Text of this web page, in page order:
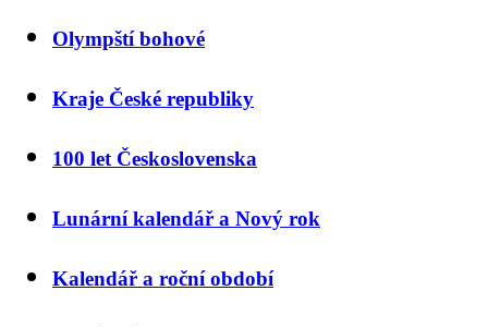
Olympští bohové
Kraje České republiky
100 let Československa
Lunární kalendář a Nový rok
Kalendář a roční období